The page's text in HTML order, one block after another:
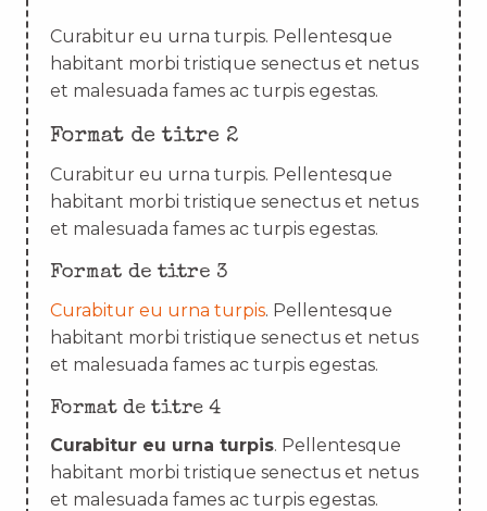
Curabitur eu urna turpis. Pellentesque
habitant morbi tristique senectus et netus
et malesuada fames ac turpis egestas.
Format de titre 2
Curabitur eu urna turpis. Pellentesque
habitant morbi tristique senectus et netus
et malesuada fames ac turpis egestas.
Format de titre 3
Curabitur eu urna turpis. Pellentesque
habitant morbi tristique senectus et netus
et malesuada fames ac turpis egestas.
Format de titre 4
Curabitur eu urna turpis. Pellentesque
habitant morbi tristique senectus et netus
et malesuada fames ac turpis egestas.